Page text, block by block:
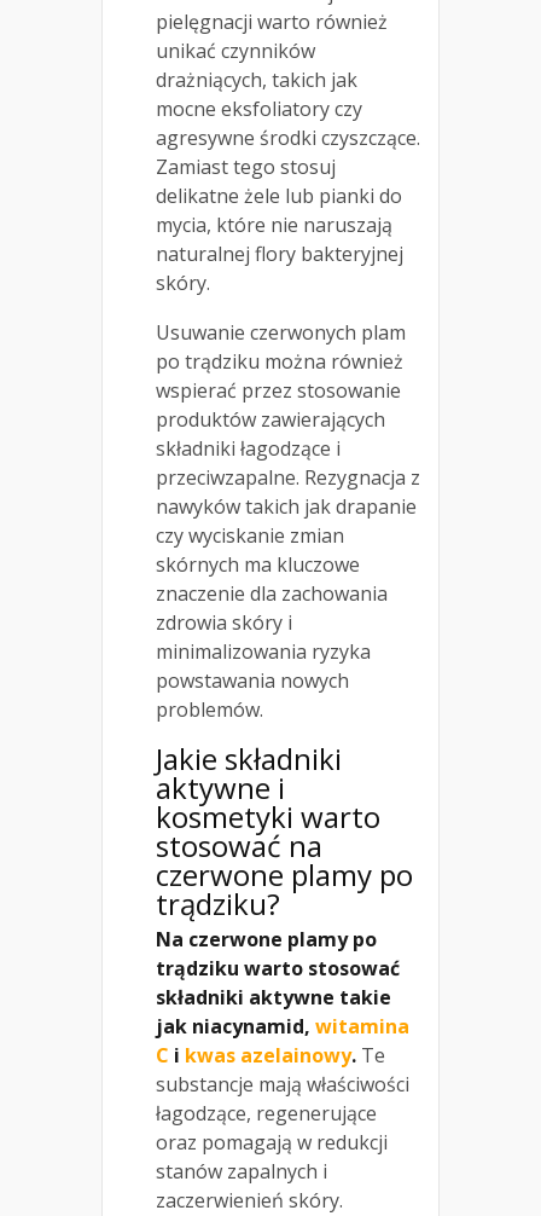
pielęgnacji warto również
unikać czynników
drażniących, takich jak
mocne eksfoliatory czy
agresywne środki czyszczące.
Zamiast tego stosuj
delikatne żele lub pianki do
mycia, które nie naruszają
naturalnej flory bakteryjnej
skóry.
Usuwanie czerwonych plam
po trądziku można również
wspierać przez stosowanie
produktów zawierających
składniki łagodzące i
przeciwzapalne. Rezygnacja z
nawyków takich jak drapanie
czy wyciskanie zmian
skórnych ma kluczowe
znaczenie dla zachowania
zdrowia skóry i
minimalizowania ryzyka
powstawania nowych
problemów.
Jakie składniki
aktywne i
kosmetyki warto
stosować na
czerwone plamy po
trądziku?
Na czerwone plamy po
trądziku warto stosować
składniki aktywne takie
jak niacynamid, witamina
C i kwas azelainowy. Te
substancje mają właściwości
łagodzące, regenerujące
oraz pomagają w redukcji
stanów zapalnych i
zaczerwienień skóry.